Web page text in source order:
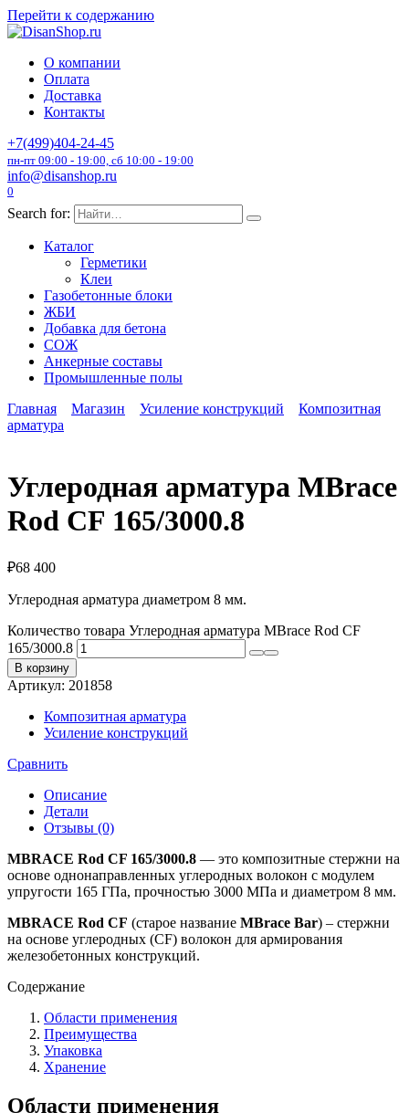
Перейти к содержанию
О компании
Оплата
Доставка
Контакты
+7(499)404-24-45
пн-пт 09:00 - 19:00, сб 10:00 - 19:00
info@disanshop.ru
0
Search for:
Каталог
Герметики
Клеи
Газобетонные блоки
ЖБИ
Добавка для бетона
СОЖ
Анкерные составы
Промышленные полы
Главная
Магазин Усиление конструкций
Композитная
арматура
Углеродная арматура MBrace
Rod CF 165/3000.8
₽68 400
Углеродная арматура диаметром 8 мм.
Количество товара Углеродная арматура MBrace Rod CF
165/3000.8
В корзину
Артикул: 201858
Композитная арматура
Усиление конструкций
Сравнить
Описание
Детали
Отзывы (0)
MBRACE Rod CF 165/3000.8 — это композитные стержни на
основе однонаправленных углеродных волокон с модулем
упругости 165 ГПа, прочностью 3000 МПа и диаметром 8 мм.
MBRACE Rod CF (старое название MBrace Bar) – стержни
на основе углеродных (CF) волокон для армирования
железобетонных конструкций.
Содержание
Области применения
Преимущества
Упаковка
Хранение
Области применения